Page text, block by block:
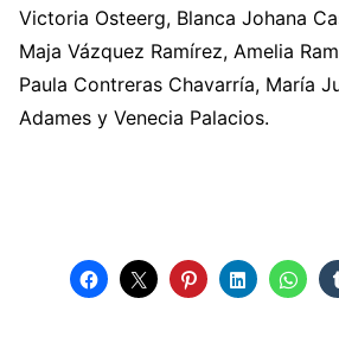
Victoria Osteerg, Blanca Johana
Maja Vázquez Ramírez, Amelia
Paula Contreras Chavarría, María
Adames y Venecia Palacios.